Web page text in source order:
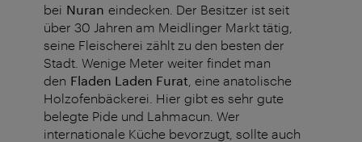
bei Nuran eindecken. Der Besitzer ist seit
über 30 Jahren am Meidlinger Markt tätig,
seine Fleischerei zählt zu den besten der
Stadt. Wenige Meter weiter findet man
den Fladen Laden Furat , eine anatolische
Holzofenbäckerei. Hier gibt es sehr gute
belegte Pide und Lahmacun. Wer
internationale Küche bevorzugt, sollte auch